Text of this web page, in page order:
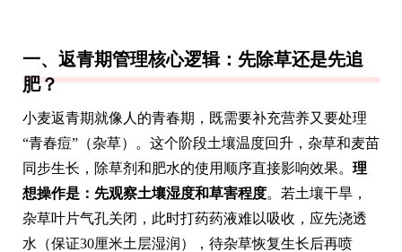
一、返青期管理核心逻辑：先除草还是先追
肥？
小麦返青期就像人的青春期，既需要补充营养又要处理
“青春痘”（杂草）。这个阶段土壤温度回升，杂草和麦苗
同步生长，除草剂和肥水的使用顺序直接影响效果。 理
想操作是：先观察土壤湿度和草害程度。若土壤干旱，
杂草叶片气孔关闭，此时打药药液难以吸收，应先浇透
水（保证30厘米土层湿润），待杂草恢复生长后再喷